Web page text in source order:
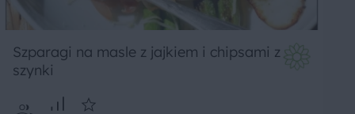
Szparagi na masle z jajkiem i chipsami z
szynki